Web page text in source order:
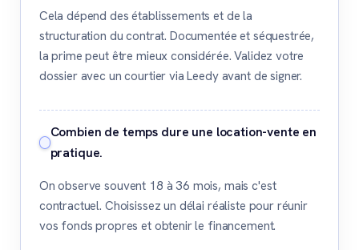
Cela dépend des établissements et de la
structuration du contrat. Documentée et séquestrée,
la prime peut être mieux considérée. Validez votre
dossier avec un courtier via Leedy avant de signer.
Combien de temps dure une location-vente en
pratique.
On observe souvent 18 à 36 mois, mais c'est
contractuel. Choisissez un délai réaliste pour réunir
vos fonds propres et obtenir le financement.